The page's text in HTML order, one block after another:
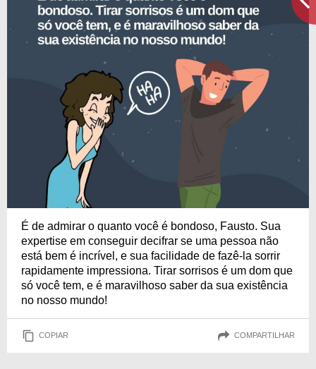
É de admirar o quanto você é bondoso, Fausto. Sua
expertise em conseguir decifrar se uma pessoa não
está bem é incrível, e sua facilidade de fazê-la sorrir
rapidamente impressiona. Tirar sorrisos é um dom que
só você tem, e é maravilhoso saber da sua existência
no nosso mundo!
COPIAR COMPARTILHAR